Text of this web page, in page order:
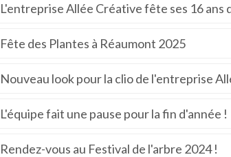
L'entreprise Allée Créative fête ses 16 ans
Fête des Plantes à Réaumont 2025
Nouveau look pour la clio de l'entreprise
L'équipe fait une pause pour la fin d'année !
Rendez-vous au Festival de l'arbre 2024 !